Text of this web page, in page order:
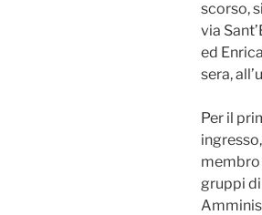
scorso,
via
ed
sera,
Per il
membro
gruppi